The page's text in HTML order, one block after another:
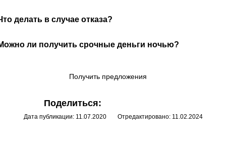
делать в случае отказа?
ли получить срочные деньги ночью?
Получить предложения
Поделиться:
Дата публикации: 11.07.2020 Отредактировано: 11.02.2024